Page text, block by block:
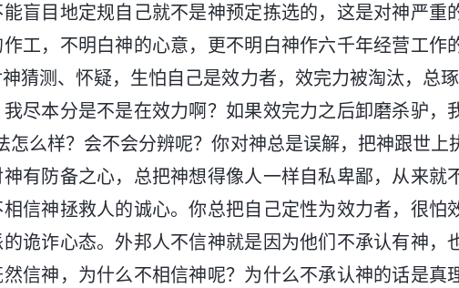
盲目地定规自己就不是神预定拣选的，这是对神严重
工，不明白神的心意，更不明白神作六千年经营工作
猜测、怀疑，生怕自己是效力者，效完力被淘汰，总
尽本分是不是在效力啊？如果效完力之后卸磨杀驴，
怎么样？会不会分辨呢？你对神总是误解，把神跟世上
有防备之心，总把神想得像人一样自私卑鄙，从来就
信神拯救人的诚心。你总把自己定性为效力者，很怕
诡诈心态。外邦人不信神就是因为他们不承认有神，
信神，为什么不相信神呢？为什么不承认神的话是真